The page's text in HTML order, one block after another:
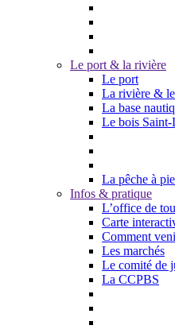
Le port & la rivière
Le port
La rivière &
La base
Le bois Saint-
La pêche à
Infos & pratique
L’office de
Carte
Comment
Les marchés
Le comité de
La CCPBS